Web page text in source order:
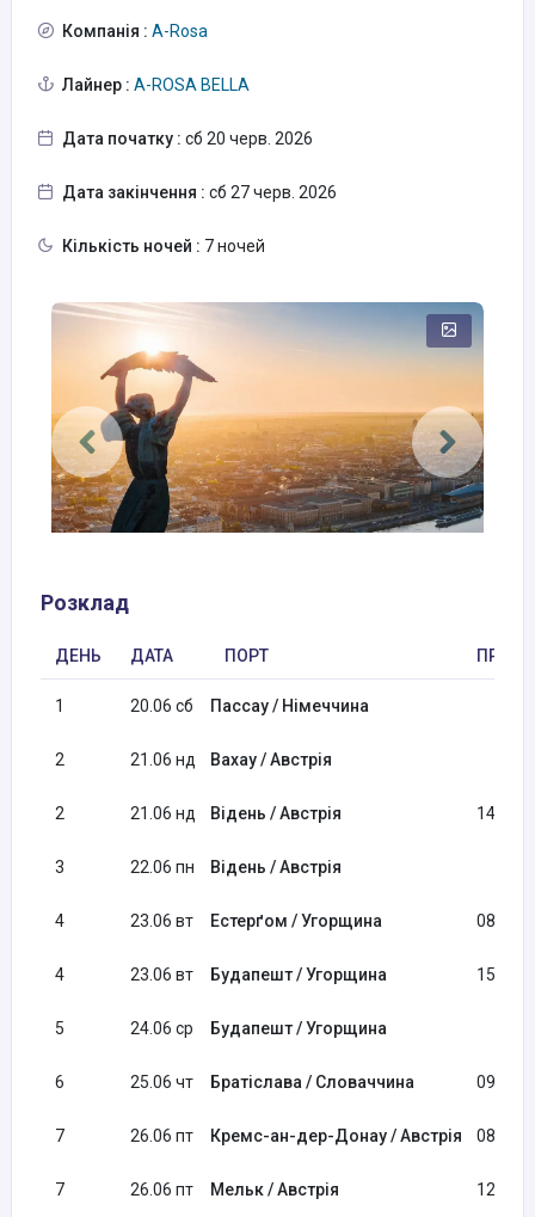
Компанія : A-Rosa
Лайнер : A-ROSA BELLA
Дата початку : сб 20 черв. 2026
Дата закінчення : сб 27 черв. 2026
Кількість ночей : 7 ночей
Розклад
ДЕНЬ ДАТА ПОРТ
1 20.06 сб Пассау / Німеччина
2 21.06 нд Вахау / Австрія
2 21.06 нд Відень / Австрія 14:00
3 22.06 пн Відень / Австрія
4 23.06 вт Естерґом / Угорщина 08:00
4 23.06 вт Будапешт / Угорщина 15:00
5 24.06 ср Будапешт / Угорщина
6 25.06 чт Братіслава / Словаччина 09:00
7 26.06 пт Кремс-ан-дер-Донау / Австрія 08:00
7 26.06 пт Мельк / Австрія 12:30